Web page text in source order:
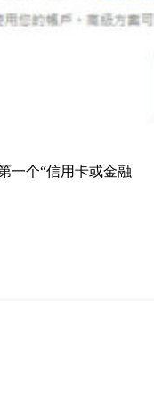
一个“信用卡或金融